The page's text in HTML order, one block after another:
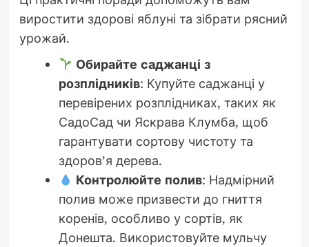
виростити здорові яблуні та зібрати рясний
урожай.
Обирайте саджанці з
розплідників: Купуйте саджанці у
перевірених розплідниках, таких як
СадоСад чи Яскрава Клумба, щоб
гарантувати сортову чистоту та
здоров’я дерева.
Контролюйте полив: Надмірний
полив може призвести до гниття
коренів, особливо у сортів, як
Донешта. Використовуйте мульчу